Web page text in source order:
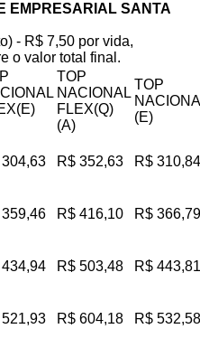
EMPRESARIAL SANTA
- R$ 7,50 por vida,
o valor total final.
TOP
NACIONAL
FLEX(Q)
(A)
TOP
(E)
304,63 R$ 352,63 R$ 310,84
359,46 R$ 416,10 R$ 366,79
434,94 R$ 503,48 R$ 443,81
521,93 R$ 604,18 R$ 532,58